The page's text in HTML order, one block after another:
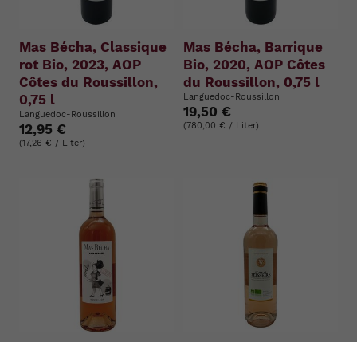
Mas Bécha, Classique
rot Bio, 2023, AOP
Côtes du Roussillon,
0,75 l
Languedoc-Roussillon
12,95 €
(17,26 € / Liter)
Mas Bécha, Barrique
Bio, 2020, AOP Côtes
du Roussillon, 0,75 l
Languedoc-Roussillon
19,50 €
(780,00 € / Liter)